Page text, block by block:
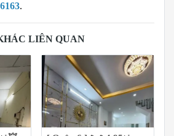
.
LIÊN QUAN